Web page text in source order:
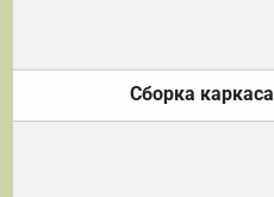
Сборка каркаса